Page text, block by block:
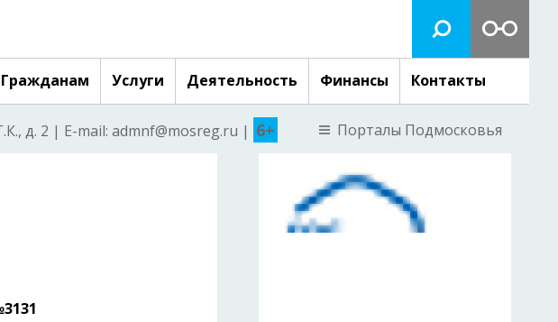
Гражданам Услуги Деятельность Финансы Контакты
д. 2 | E-mail: admnf@mosreg.ru | 6+ Порталы Подмосковья